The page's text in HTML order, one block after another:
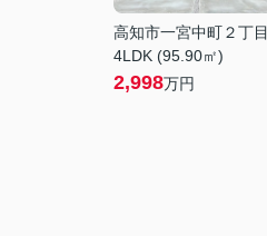
高知市一宮中町２丁目
4LDK (95.90㎡)
2,998万円